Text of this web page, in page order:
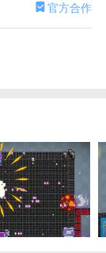
的冒险体验；
的动作装甲
；
加游戏的挑
的冒险。
新的体验，随
官方合作